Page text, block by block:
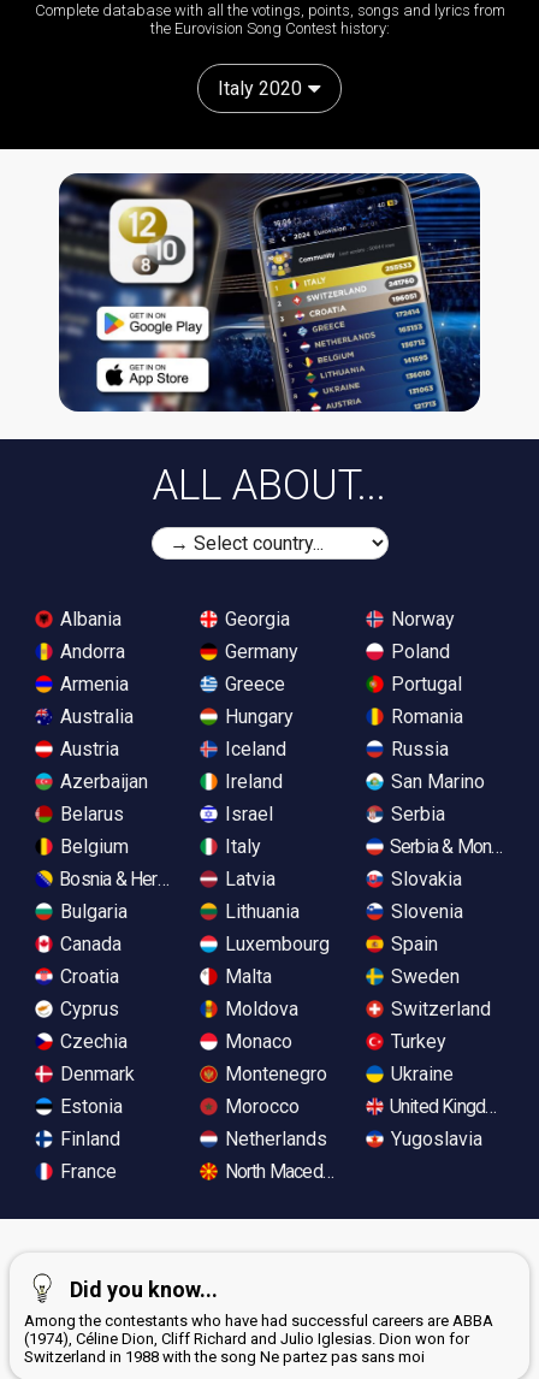
Complete database with all the votings, points, songs and lyrics from
the Eurovision Song Contest history:
Italy 2020
ALL ABOUT...
Albania
Andorra
Armenia
Australia
Austria
Azerbaijan
Belarus
Belgium
Bosnia & Herzegovina
Bulgaria
Canada
Croatia
Cyprus
Czechia
Denmark
Estonia
Finland
France
Georgia
Germany
Greece
Hungary
Iceland
Ireland
Israel
Italy
Latvia
Lithuania
Luxembourg
Malta
Moldova
Monaco
Montenegro
Morocco
Netherlands
North Macedonia
Norway
Poland
Portugal
Romania
Russia
San Marino
Serbia
Serbia &
Slovakia
Slovenia
Spain
Sweden
Switzerland
Turkey
Ukraine
United Kingdom
Yugoslavia
Did you know...
Among the contestants who have had successful careers are ABBA
(1974), Céline Dion, Cliff Richard and Julio Iglesias. Dion won for
Switzerland in 1988 with the song Ne partez pas sans moi